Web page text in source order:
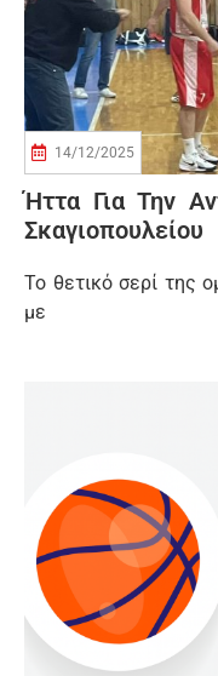
14/12/2025
Ήττα Για Την
Σκαγιοπουλείου
Το θετικό σερί της
με